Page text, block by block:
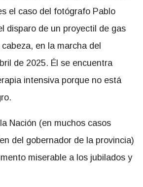
el caso del fotógrafo Pablo
disparo de un proyectil de gas
en la marcha del
de 2025. Él se encuentra
intensiva porque no está
Nación (en muchos casos
del gobernador de la provincia)
miserable a los jubilados y